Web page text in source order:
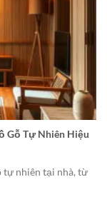
Gỗ Tự Nhiên Hiệu
tự nhiên tại nhà, từ